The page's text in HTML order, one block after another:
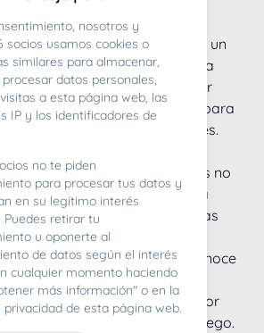
australiano es el resultado de un
intensivo, en su Australia
importados para realizar
no estaban a la altura para
caminatas por terrenos difíciles.
gran investigación para
pero los primeros criadores no
por lo que existe una
de opiniones en cuanto a las
desarrollar el perro que
En general, se reconoce
del cruce del Collie azul
con el Dingo, con una posterior
y el Kelpie negro y fuego.
nosotros y
socios usamos cookies o
similares para almacenar,
datos personales,
a esta página web, las
IP y los identificadores de
no te piden
para procesar tus datos y
en su legítimo interés
Puedes retirar tu
u oponerte al
de datos según el interés
cualquier momento haciendo
más información" o en la
privacidad de esta página web.